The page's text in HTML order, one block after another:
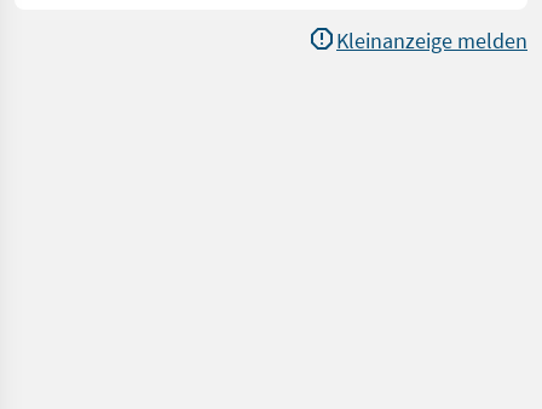
Kleinanzeige melden